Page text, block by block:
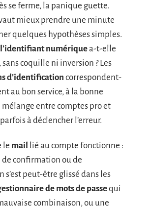
se ferme, la panique guette.
mieux prendre une minute
quelques hypothèses simples.
l’identifiant numériquea-t-elle
sans coquille ni inversion ? Les
d’identification correspondent-
au bon service, à la bonne
mélange entre comptes pro et
à déclencher l’erreur.
le mail lié au compte fonctionne :
de confirmation ou de
s’est peut-être glissé dans les
de mots de passequi
combinaison, ou une